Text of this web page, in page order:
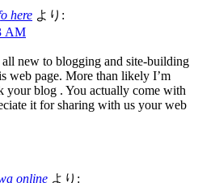
here より:
AM
new to blogging and site-building
web page. More than likely I’m
your blog . You actually come with
it for sharing with us your web
online より: